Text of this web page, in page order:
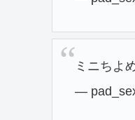
ミニちよ
—